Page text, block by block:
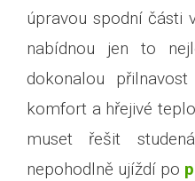
úpravou spodní části
nabídnou jen to
dokonalou
komfort a hřejivé
muset řešit
nepohodlně ujíždí po